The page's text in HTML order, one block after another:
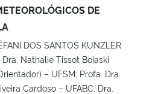
DE
DOS SANTOS KUNZLER
Dra. Nathalie Tissot Boiaski
– UFSM; Profa. Dra.
Cardoso – UFABC; Dra.